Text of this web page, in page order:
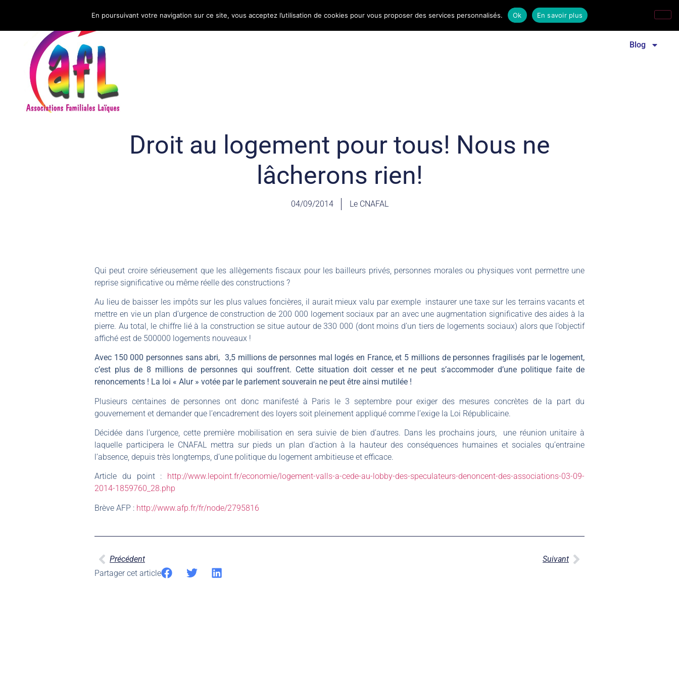
CNAFAL Bulletin d’information Infos conso Consomag Revue familles laïques Communiqué de presse
Blog
Droit au logement pour tous! Nous ne
lâcherons rien!
04/09/2014 Le CNAFAL
Qui peut croire sérieusement que les allègements fiscaux pour les bailleurs privés, personnes morales ou physiques vont permettre une
reprise significative ou même réelle des constructions ?
Au lieu de baisser les impôts sur les plus values foncières, il aurait mieux valu par exemple instaurer une taxe sur les terrains vacants et
mettre en vie un plan d’urgence de construction de 200 000 logement sociaux par an avec une augmentation significative des aides à la
pierre. Au total, le chiffre lié à la construction se situe autour de 330 000 (dont moins d’un tiers de logements sociaux) alors que l’objectif
affiché est de 500000 logements nouveaux !
Avec 150 000 personnes sans abri, 3,5 millions de personnes mal logés en France, et 5 millions de personnes fragilisés par le logement,
c’est plus de 8 millions de personnes qui souffrent. Cette situation doit cesser et ne peut s’accommoder d’une politique faite de
renoncements ! La loi « Alur » votée par le parlement souverain ne peut être ainsi mutilée !
Plusieurs centaines de personnes ont donc manifesté à Paris le 3 septembre pour exiger des mesures concrètes de la part du
gouvernement et demander que l’encadrement des loyers soit pleinement appliqué comme l’exige la Loi Républicaine.
Décidée dans l’urgence, cette première mobilisation en sera suivie de bien d’autres. Dans les prochains jours, une réunion unitaire à
laquelle participera le CNAFAL mettra sur pieds un plan d’action à la hauteur des conséquences humaines et sociales qu’entraine
l’absence, depuis très longtemps, d’une politique du logement ambitieuse et efficace.
Article du point : http://www.lepoint.fr/economie/logement-valls-a-cede-au-lobby-des-speculateurs-denoncent-des-associations-03-09-
2014-1859760_28.php
Brève AFP : http://www.afp.fr/fr/node/2795816
Précédent
Suivant
Partager cet article
En poursuivant votre navigation sur ce site, vous acceptez l’utilisation de cookies pour vous proposer des services personnalisés. Ok En savoir plus